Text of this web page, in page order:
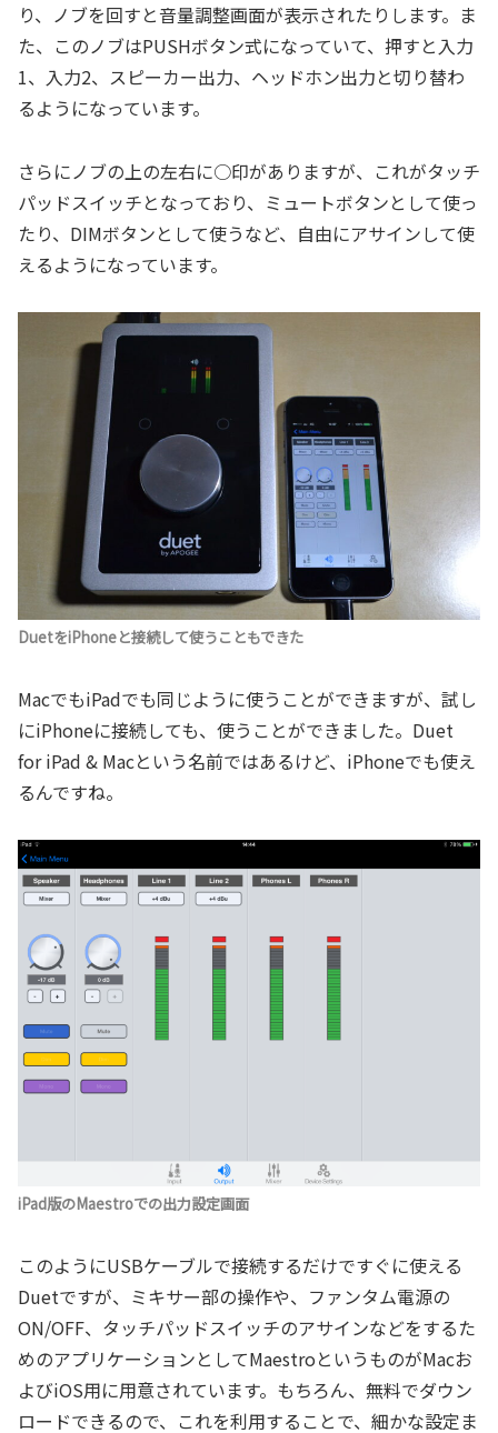
り、ノブを回すと音量調整画面が表示されたりします。ま
た、このノブはPUSHボタン式になっていて、押すと入力
1、入力2、スピーカー出力、ヘッドホン出力と切り替わ
るようになっています。
さらにノブの上の左右に○印がありますが、これがタッチ
パッドスイッチとなっており、ミュートボタンとして使っ
たり、DIMボタンとして使うなど、自由にアサインして使
えるようになっています。
DuetをiPhoneと接続して使うこともできた
MacでもiPadでも同じように使うことができますが、試し
にiPhoneに接続しても、使うことができました。Duet
for iPad & Macという名前ではあるけど、iPhoneでも使え
るんですね。
iPad版のMaestroでの出力設定画面
このようにUSBケーブルで接続するだけですぐに使える
Duetですが、ミキサー部の操作や、ファンタム電源の
ON/OFF、タッチパッドスイッチのアサインなどをするた
めのアプリケーションとしてMaestroというものがMacお
よびiOS用に用意されています。もちろん、無料でダウン
ロードできるので、これを利用することで、細かな設定ま